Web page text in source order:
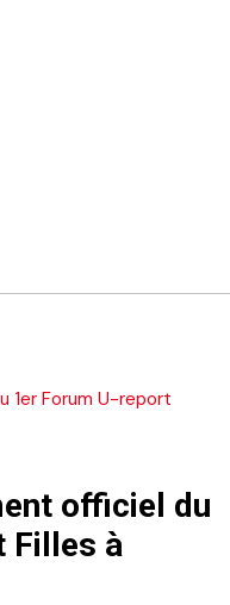
1er Forum U-report
officiel du
Filles à